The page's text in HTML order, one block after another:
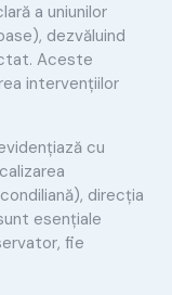
a uniunilor
dezvăluind
Aceste
intervențiilor
cu
direcția
esențiale
fie